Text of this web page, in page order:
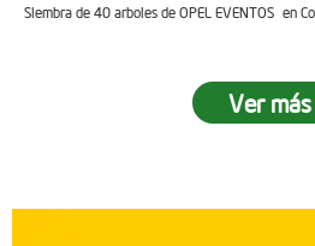
Siembra de 40 arboles de OPEL EVENTOS en
Ver más